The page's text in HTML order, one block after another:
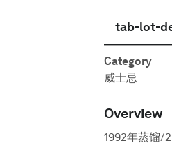
tab-lot-
Category
威士忌
Overview
1992年蒸馏/